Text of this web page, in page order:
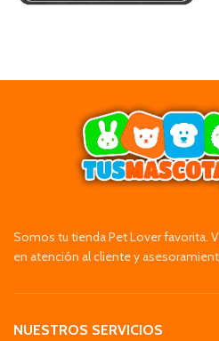
Somos tu tienda Pet Lover favorita.
en atención al cliente y
NUESTROS SERVICIOS